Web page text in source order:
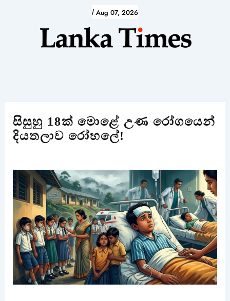
/ Aug 07, 2026
සිසුහු 18ක් මොළේ උණ රෝගයෙන්
දියතලාව රෝහලේ!